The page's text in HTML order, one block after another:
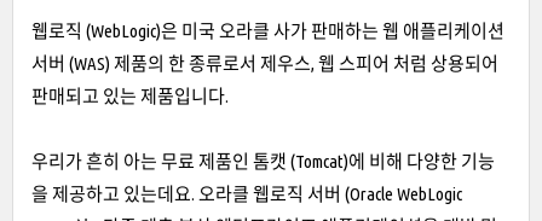
웹로직 (WebLogic)은 미국 오라클 사가 판매하는 웹 애플리케이션
서버 (WAS) 제품의 한 종류로서 제우스, 웹 스피어 처럼 상용되어
판매되고 있는 제품입니다.
우리가 흔히 아는 무료 제품인 톰캣 (Tomcat)에 비해 다양한 기능
을 제공하고 있는데요. 오라클 웹로직 서버 (Oracle WebLogic